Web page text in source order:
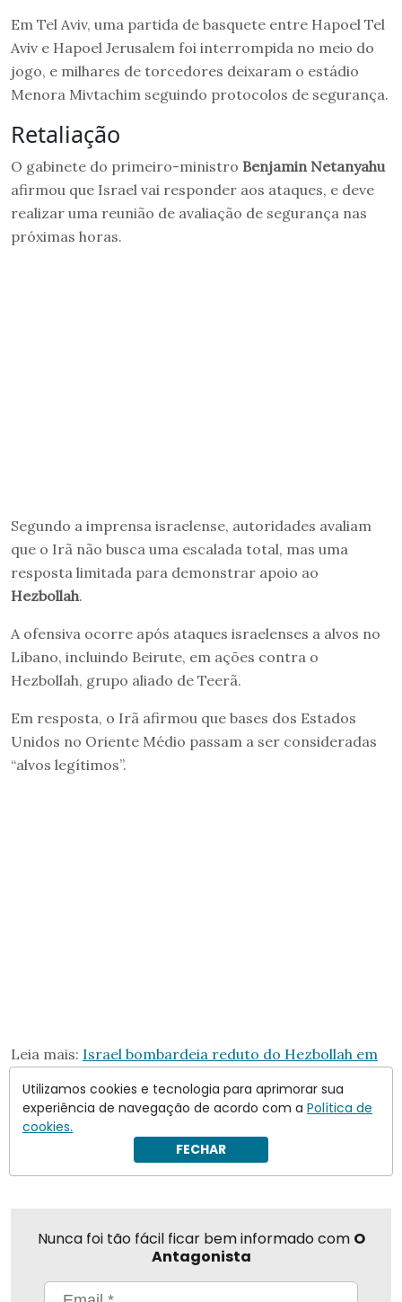
Em Tel Aviv, uma partida de basquete entre Hapoel Tel
Aviv e Hapoel Jerusalem foi interrompida no meio do
jogo, e milhares de torcedores deixaram o estádio
Menora Mivtachim seguindo protocolos de segurança.
Retaliação
O gabinete do primeiro-ministro Benjamin Netanyahu
afirmou que Israel vai responder aos ataques, e deve
realizar uma reunião de avaliação de segurança nas
próximas horas.
Segundo a imprensa israelense, autoridades avaliam
que o Irã não busca uma escalada total, mas uma
resposta limitada para demonstrar apoio ao
Hezbollah.
A ofensiva ocorre após ataques israelenses a alvos no
Líbano, incluindo Beirute, em ações contra o
Hezbollah, grupo aliado de Teerã.
Em resposta, o Irã afirmou que bases dos Estados
Unidos no Oriente Médio passam a ser consideradas
“alvos legítimos”.
Leia mais: Israel bombardeia reduto do Hezbollah em
Compartilhar
Nunca foi tão fácil ficar bem informado com O
Antagonista
Utilizamos cookies e tecnologia para aprimorar sua
experiência de navegação de acordo com a Política de
cookies.
FECHAR